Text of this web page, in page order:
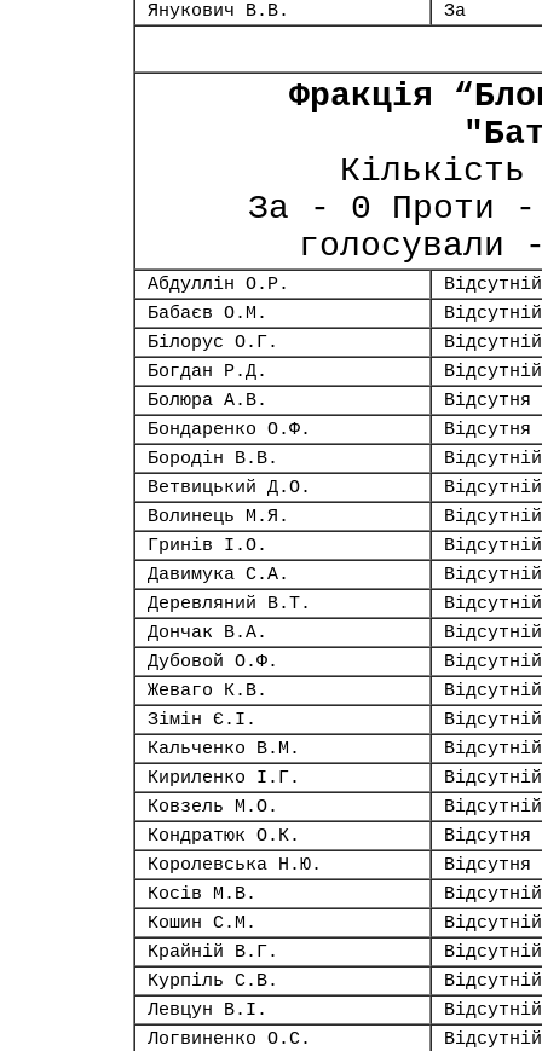
Янукович В.В.
За
Фракція
За - 0 Проти -
Абдуллін О.Р.
Відсутній
Бабаєв О.М.
Відсутній
Білорус О.Г.
Відсутній
Богдан Р.Д.
Відсутній
Болюра А.В.
Відсутня
Бондаренко О.Ф.
Відсутня
Бородін В.В.
Відсутній
Ветвицький Д.О.
Відсутній
Волинець М.Я.
Відсутній
Гринів І.О.
Відсутній
Давимука С.А.
Відсутній
Деревляний В.Т.
Відсутній
Дончак В.А.
Відсутній
Дубовой О.Ф.
Відсутній
Жеваго К.В.
Відсутній
Зімін Є.І.
Відсутній
Кальченко В.М.
Відсутній
Кириленко І.Г.
Відсутній
Ковзель М.О.
Відсутній
Кондратюк О.К.
Відсутня
Королевська Н.Ю.
Відсутня
Косів М.В.
Відсутній
Кошин С.М.
Відсутній
Крайній В.Г.
Відсутній
Курпіль С.В.
Відсутній
Левцун В.І.
Відсутній
Логвиненко О.С.
Відсутній